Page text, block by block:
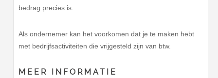
bedrag precies is.
Als ondernemer kan het voorkomen dat je te maken hebt
met bedrijfsactiviteiten die vrijgesteld zijn van btw.
MEER INFORMATIE